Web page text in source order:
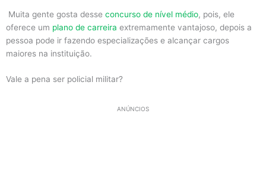
Muita gente gosta desse concurso de nível médio, pois, ele
oferece um plano de carreira extremamente vantajoso, depois a
pessoa pode ir fazendo especializações e alcançar cargos
maiores na instituição.
Vale a pena ser policial militar?
ANÚNCIOS